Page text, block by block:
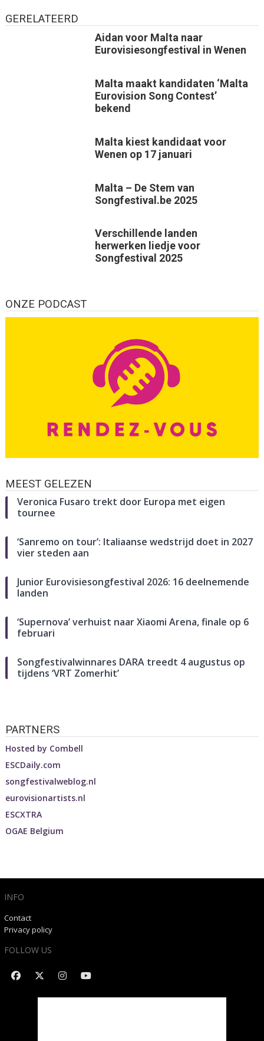
GERELATEERD
Aidan voor Malta naar
Eurovisiesongfestival in Wenen
Malta maakt kandidaten ‘Malta
Eurovision Song Contest’
bekend
Malta kiest kandidaat voor
Wenen op 17 januari
Malta – De Stem van
Songfestival.be 2025
Verschillende landen
herwerken liedje voor
Songfestival 2025
ONZE PODCAST
MEEST GELEZEN
Veronica Fusaro trekt door Europa met eigen
tournee
‘Sanremo on tour’: Italiaanse wedstrijd doet in 2027
vier steden aan
Junior Eurovisiesongfestival 2026: 16 deelnemende
landen
‘Supernova’ verhuist naar Xiaomi Arena, finale op 6
februari
Songfestivalwinnares DARA treedt 4 augustus op
tijdens ‘VRT Zomerhit’
PARTNERS
Hosted by Combell
ESCDaily.com
songfestivalweblog.nl
eurovisionartists.nl
ESCXTRA
OGAE Belgium
INFO
Contact
Privacy policy
FOLLOW US